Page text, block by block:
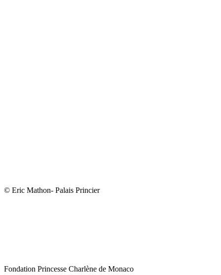
© Eric Mathon- Palais Princier
Fondation Princesse Charlène de Monaco